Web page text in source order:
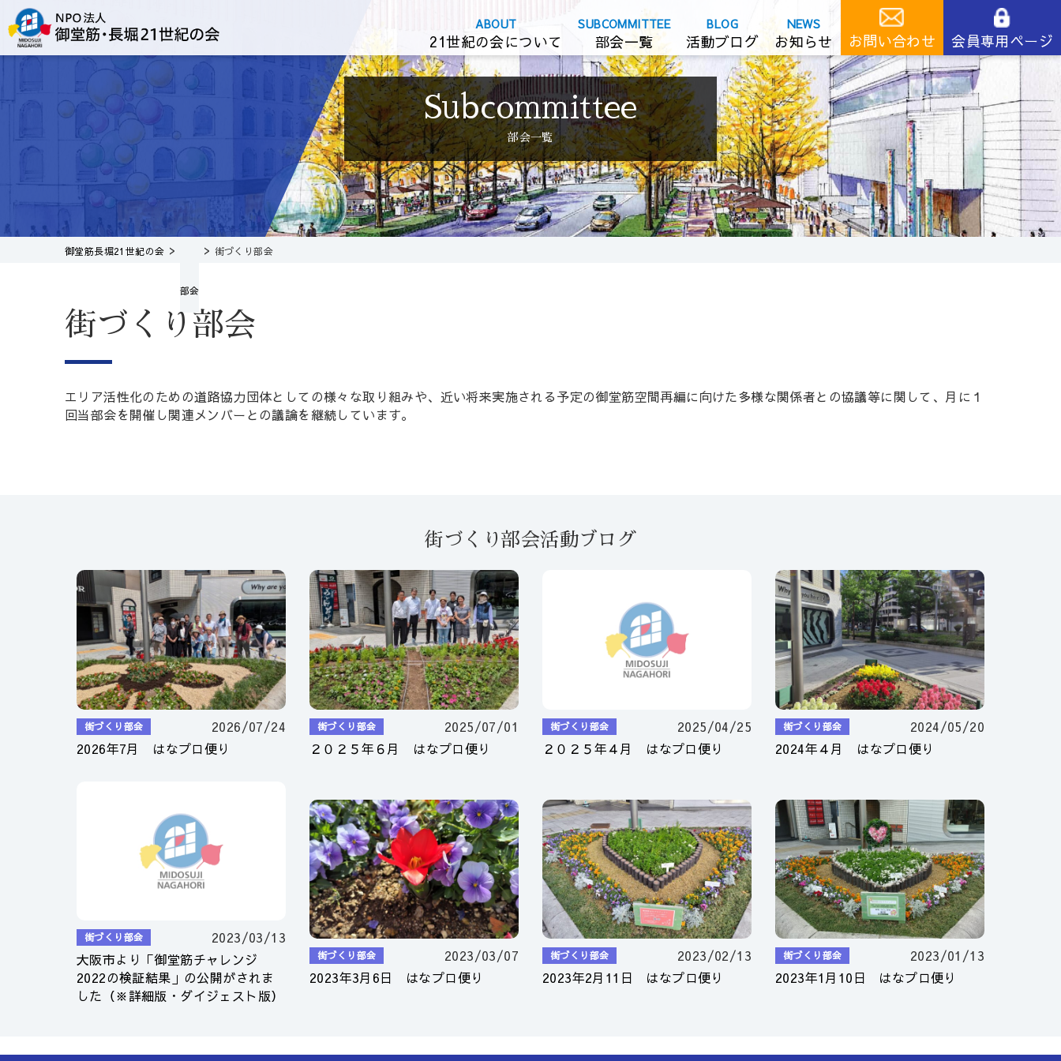
21世紀の会について 部会一覧 活動ブログ お知らせ お問い合わせ 会員専用ページ
部会一覧
御堂筋長堀21世紀の会 >
部会
> 街づくり部会
街づくり部会
エリア活性化のための道路協力団体としての様々な取り組みや、近い将来実施される予定の御堂筋空間再編に向けた多様な関係者との協議等に関して、月に１
回当部会を開催し関連メンバーとの議論を継続しています。
街づくり部会活動ブログ
街づくり部会
2026/07/24
2026年7月 はなプロ便り
街づくり部会
2025/07/01
２０２５年６月 はなプロ便り
街づくり部会
2025/04/25
２０２５年４月 はなプロ便り
街づくり部会
2024/05/20
2024年４月 はなプロ便り
街づくり部会
2023/03/13
大阪市より「御堂筋チャレンジ
2022の検証結果」の公開がされま
した（※詳細版・ダイジェスト版）
街づくり部会
2023/03/07
2023年3月6日 はなプロ便り
街づくり部会
2023/02/13
2023年2月11日 はなプロ便り
街づくり部会
2023/01/13
2023年1月10日 はなプロ便り